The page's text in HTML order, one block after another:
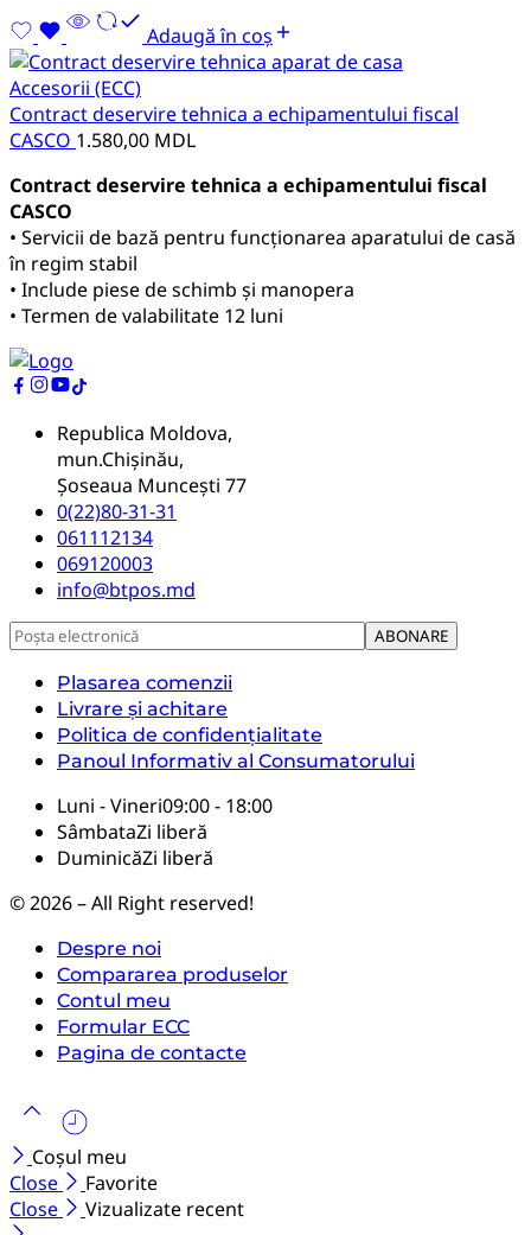
Adaugă în coș
Accesorii (ECC)
Contract deservire tehnica a echipamentului fiscal
CASCO 1.580,00 MDL
Contract deservire tehnica a echipamentului fiscal
CASCO
• Servicii de bază pentru funcționarea aparatului de casă
în regim stabil
• Include piese de schimb și manopera
• Termen de valabilitate 12 luni
Republica Moldova,
mun.Chișinău,
Șoseaua Muncești 77
0(22)80-31-31
061112134
069120003
info@btpos.md
Plasarea comenzii
Livrare și achitare
Politica de confidențialitate
Panoul Informativ al Consumatorului
Luni - Vineri09:00 - 18:00
SâmbataZi liberă
DuminicăZi liberă
© 2026 – All Right reserved!
Despre noi
Compararea produselor
Contul meu
Formular ECC
Pagina de contacte
Coșul meu
Close
Favorite
Close
Vizualizate recent